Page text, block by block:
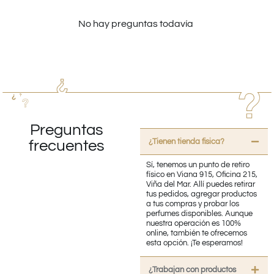
No hay preguntas todavía
Preguntas
frecuentes
¿Tienen tienda fisica?
Sí, tenemos un punto de retiro
físico en Viana 915, Oficina 215,
Viña del Mar. Allí puedes retirar
tus pedidos, agregar productos
a tus compras y probar los
perfumes disponibles. Aunque
nuestra operación es 100%
online, también te ofrecemos
esta opción. ¡Te esperamos!
¿Trabajan con productos